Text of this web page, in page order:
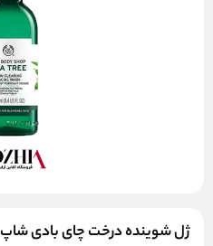
ژل شوینده درخت چای بادی شاپ